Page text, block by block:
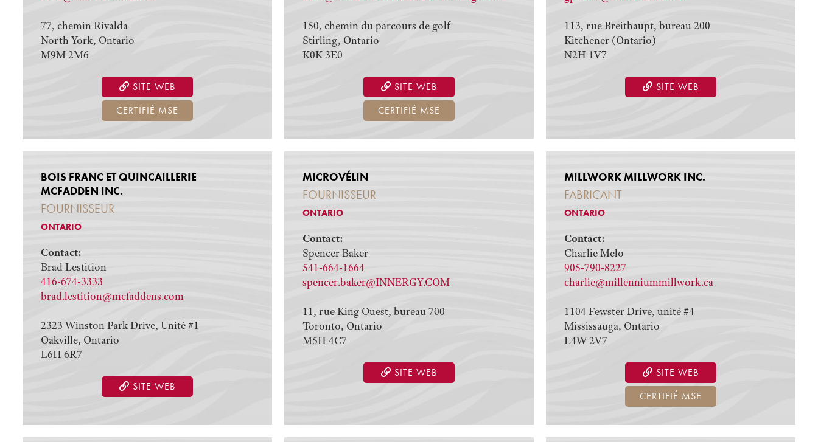
77, chemin Rivalda
North York, Ontario
M9M 2M6
SITE WEB
CERTIFIÉ MSE
150, chemin du parcours de golf
Stirling, Ontario
K0K 3E0
SITE WEB
CERTIFIÉ MSE
113, rue Breithaupt, bureau 200
Kitchener (Ontario)
N2H 1V7
SITE WEB
BOIS FRANC ET QUINCAILLERIE
MCFADDEN INC.
FOURNISSEUR
ONTARIO
Contact:
Brad Lestition
416-674-3333
brad.lestition@mcfaddens.com
2323 Winston Park Drive, Unité #1
Oakville, Ontario
L6H 6R7
SITE WEB
MICROVÉLIN
FOURNISSEUR
ONTARIO
Contact:
Spencer Baker
541-664-1664
spencer.baker@INNERGY.COM
11, rue King Ouest, bureau 700
Toronto, Ontario
M5H 4C7
SITE WEB
MILLWORK MILLWORK INC.
FABRICANT
ONTARIO
Contact:
Charlie Melo
905-790-8227
charlie@millenniummillwork.ca
1104 Fewster Drive, unité #4
Mississauga, Ontario
L4W 2V7
SITE WEB
CERTIFIÉ MSE